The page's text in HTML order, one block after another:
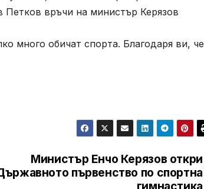
връчи на министър Керязов
много обичат спорта. Благодаря ви, че
Министър Енчо Керязов откри
първенство по спортна
гимнастика